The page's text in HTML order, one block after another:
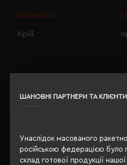
ШАНОВНІ ПАРТНЕРИ ТА
Унаслідок масованого
російською федерацією було
склад готової продукції нашої
Щільність
Крій
ВІДГУКИ
РЕКОМЕНДУЄМО